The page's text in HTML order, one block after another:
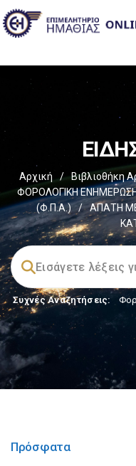
Αρχική / Βιβλιοθήκη
ΦΟΡΟΛΟΓΙΚΗ ΕΝΗΜΕΡΩΣΗ
(Φ.Π.Α.)
/
ΑΠΑΤΗ
Συχνές Αναζητήσεις:
Πρόσφατα